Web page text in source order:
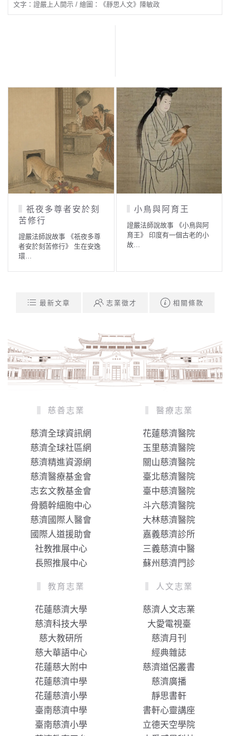
文字：證嚴上人開示 / 繪圖：《靜思人文》陳敏政
祇夜多尊者安於刻
苦修行
證嚴法師說故事 《祇夜多尊
者安於刻苦修行》 生在安逸
環…
小鳥與阿育王
證嚴法師說故事 《小鳥與阿
育王》 印度有一個古老的小
故…
最新文章 志業徵才 相關條款
慈善志業
慈濟全球資訊網
慈濟全球社區網
慈濟精進資源網
慈濟醫療基金會
志玄文教基金會
骨髓幹細胞中心
慈濟國際人醫會
國際人道援助會
社教推展中心
長照推展中心
醫療志業
花蓮慈濟醫院
玉里慈濟醫院
關山慈濟醫院
臺北慈濟醫院
臺中慈濟醫院
斗六慈濟醫院
大林慈濟醫院
嘉義慈濟診所
三義慈濟中醫
蘇州慈濟門診
教育志業
花蓮慈濟大學
慈濟科技大學
慈大教研所
慈大華語中心
花蓮慈大附中
花蓮慈濟中學
花蓮慈濟小學
臺南慈濟中學
臺南慈濟小學
人文志業
慈濟人文志業
大愛電視臺
慈濟月刊
經典雜誌
慈濟道侶叢書
慈濟廣播
靜思書軒
書軒心靈講座
立德天空學院